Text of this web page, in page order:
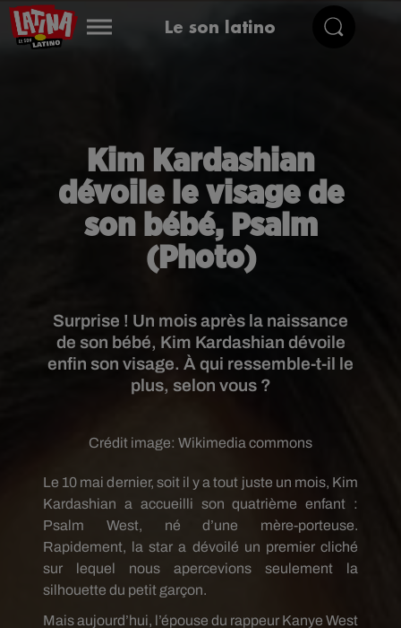
Le son latino
Kim Kardashian
dévoile le visage de
son bébé, Psalm
(Photo)
Surprise ! Un mois après la naissance
de son bébé, Kim Kardashian dévoile
enfin son visage. À qui ressemble-t-il le
plus, selon vous ?
Crédit image: Wikimedia commons
Le 10 mai dernier, soit il y a tout juste un mois, Kim
Kardashian a accueilli son quatrième enfant :
Psalm West, né d’une mère-porteuse.
Rapidement, la star a dévoilé un premier cliché
sur lequel nous apercevions seulement la
silhouette du petit garçon.
Mais aujourd’hui, l’épouse du rappeur Kanye West